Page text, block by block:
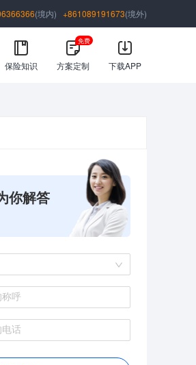
(境内) +861089191673(境外)
保险知识 方案定制
免费
下载APP
你解答